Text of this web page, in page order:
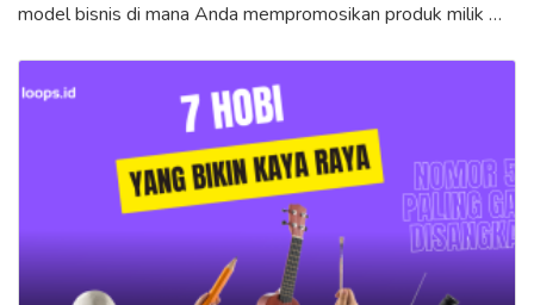
model bisnis di mana Anda mempromosikan produk milik …